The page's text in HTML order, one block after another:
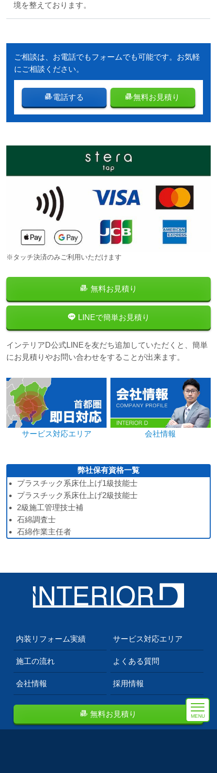
MENU
境を整えております。
ご相談は、お電話でもフォームでも可能です。お気軽
にご相談ください。
電話する 無料お見積り
※タッチ決済のみご利用いただけます
無料お見積り
LINEで簡単お見積り
インテリアD公式LINEを友だち追加していただくと、簡単
にお見積りやお問い合わせをすることが出来ます。
サービス対応エリア 会社情報
弊社保有資格一覧
プラスチック系床仕上げ1級技能士
プラスチック系床仕上げ2級技能士
2級施工管理技士補
石綿調査士
石綿作業主任者
内装リフォーム実績 サービス対応エリア
施工の流れ よくある質問
会社情報 採用情報
無料お見積り